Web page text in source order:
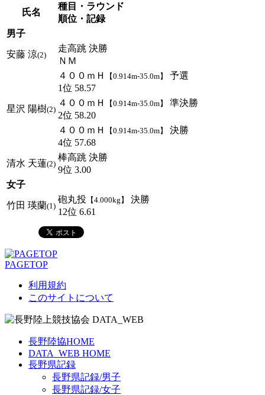
氏名
種目・ラウンド
順位・記録
男子
安藤 涼(2)
走高跳 決勝
ＮＭ
星沢 陽樹(2)
４００ｍＨ 【0.914m-35.0m】
予選
1位 58.57
４００ｍＨ
【0.914m-35.0m】
準決勝
2位 58.20
４００ｍＨ
【0.914m-35.0m】
決勝
4位 57.68
清水 天蓮(2)
棒高跳 決勝
9位 3.00
女子
竹田 瑛蘭(1)
砲丸投 【4.000kg】
決勝
12位 6.61
PAGETOP
利用規約
このサイトについて
長野陸協HOME
DATA_WEB HOME
長野県記録
長野県記録/男子
長野県記録/女子